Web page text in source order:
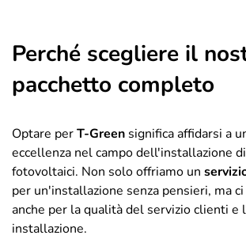
Perché scegliere il
pacchetto completo
Optare perT-Green significa affidarsi a
eccellenza nel campo dell'installazione
fotovoltaici. Non solo offriamo un
per un'installazione senza pensieri, ma
anche per la qualità del servizio clienti e
installazione.